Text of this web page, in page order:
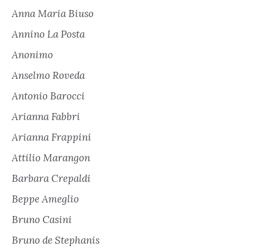
Anna Maria Biuso
Annino La Posta
Anonimo
Anselmo Roveda
Antonio Barocci
Arianna Fabbri
Arianna Frappini
Attilio Marangon
Barbara Crepaldi
Beppe Ameglio
Bruno Casini
Bruno de Stephanis